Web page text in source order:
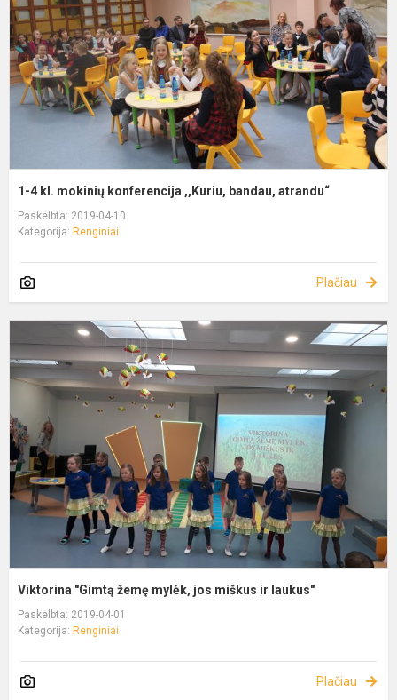
1-4 kl. mokinių konferencija ,,Kuriu, bandau, atrandu“
Paskelbta: 2019-04-10
Kategorija: Renginiai
Plačiau
Viktorina "Gimtą žemę mylėk, jos miškus ir laukus"
Paskelbta: 2019-04-01
Kategorija: Renginiai
Plačiau